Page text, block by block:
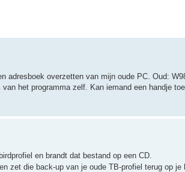
adresboek overzetten van mijn oude PC. Oud:
het programma zelf. Kan iemand een handje
en brandt dat bestand op een CD.
zet die back-up van je oude TB-profiel terug op je